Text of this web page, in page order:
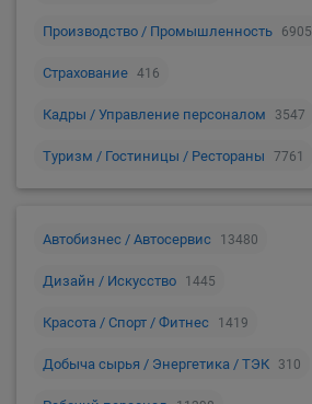
Производство / Промышленность 6905
Страхование 416
Кадры / Управление персоналом 3547
Туризм / Гостиницы / Рестораны 7761
Автобизнес / Автосервис 13480
Дизайн / Искусство 1445
Красота / Спорт / Фитнес 1419
Добыча сырья / Энергетика / ТЭК 310